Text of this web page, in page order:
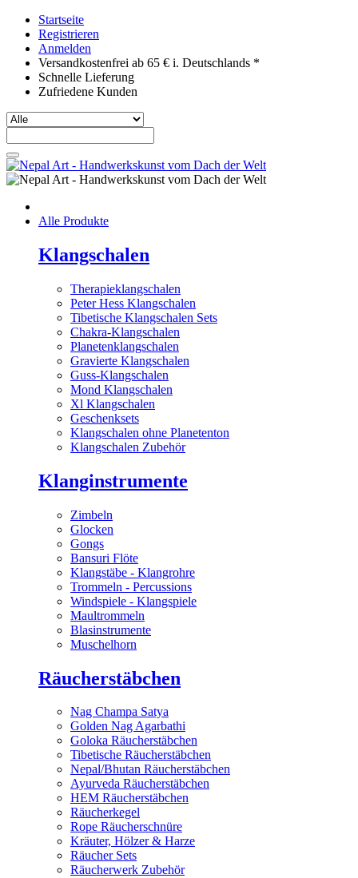
Startseite
Registrieren
Anmelden
Versandkostenfrei ab 65 € i. Deutschlands *
Schnelle Lieferung
Zufriedene Kunden
Alle Produkte
Klangschalen
Therapieklangschalen
Peter Hess Klangschalen
Tibetische Klangschalen Sets
Chakra-Klangschalen
Planetenklangschalen
Gravierte Klangschalen
Guss-Klangschalen
Mond Klangschalen
Xl Klangschalen
Geschenksets
Klangschalen ohne Planetenton
Klangschalen Zubehör
Klanginstrumente
Zimbeln
Glocken
Gongs
Bansuri Flöte
Klangstäbe - Klangrohre
Trommeln - Percussions
Windspiele - Klangspiele
Maultrommeln
Blasinstrumente
Muschelhorn
Räucherstäbchen
Nag Champa Satya
Golden Nag Agarbathi
Goloka Räucherstäbchen
Tibetische Räucherstäbchen
Nepal/Bhutan Räucherstäbchen
Ayurveda Räucherstäbchen
HEM Räucherstäbchen
Räucherkegel
Rope Räucherschnüre
Kräuter, Hölzer & Harze
Räucher Sets
Räucherwerk Zubehör